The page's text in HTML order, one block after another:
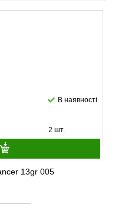
В наявності
2 шт.
13gr 005